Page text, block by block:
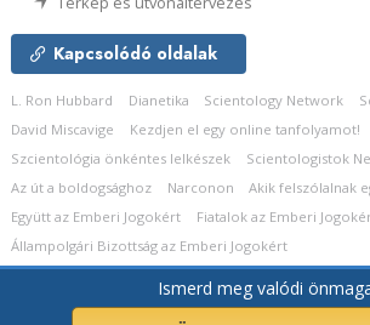
Ismerd meg valódi
Kapcsolódó oldalak
L. Ron Hubbard Dianetika Scientology Network
David Miscavige
Kezdjen el egy online tanfolyamot!
Szcientológia önkéntes lelkészek
Scientologistok
Az út a boldogsághoz
Narconon
Akik felszólalnak
Együtt az Emberi Jogokért
Fiatalok az Emberi
Állampolgári Bizottság az Emberi Jogokért
Church of Scientology Celebrity Centre
fenntartva.Adatvédelmi megjegyzés•Cookie-